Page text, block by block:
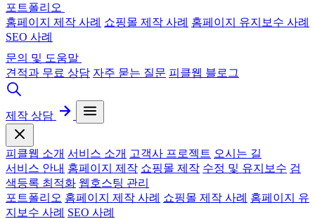
포트폴리오
홈페이지 제작 사례 쇼핑몰 제작 사례 홈페이지 유지보수 사례
SEO 사례
문의 및 도움말
견적과 무료 상담 자주 묻는 질문 피클웹 블로그
제작 상담
피클웹 소개 서비스 소개 고객사 프로젝트 오시는 길
서비스 안내 홈페이지 제작 쇼핑몰 제작 수정 및 유지보수 검
색등록 최적화 웹호스팅 관리
포트폴리오 홈페이지 제작 사례 쇼핑몰 제작 사례 홈페이지 유
지보수 사례 SEO 사례